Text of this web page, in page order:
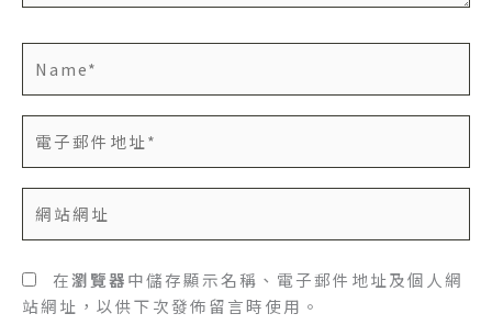
子
件
*
站
址
在瀏覽器中儲存顯示名稱、電子郵件地址及個人網
站網址，以供下次發佈留言時使用。